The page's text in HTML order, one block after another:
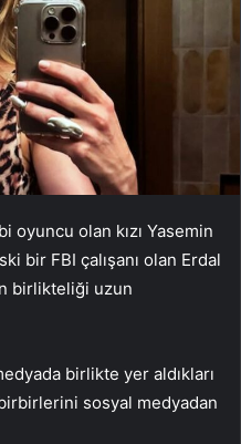
oyuncu olan kızı Yasemin
bir FBI çalışanı olan Erdal
birlikteliği uzun
birlikte yer aldıkları
sosyal medyadan